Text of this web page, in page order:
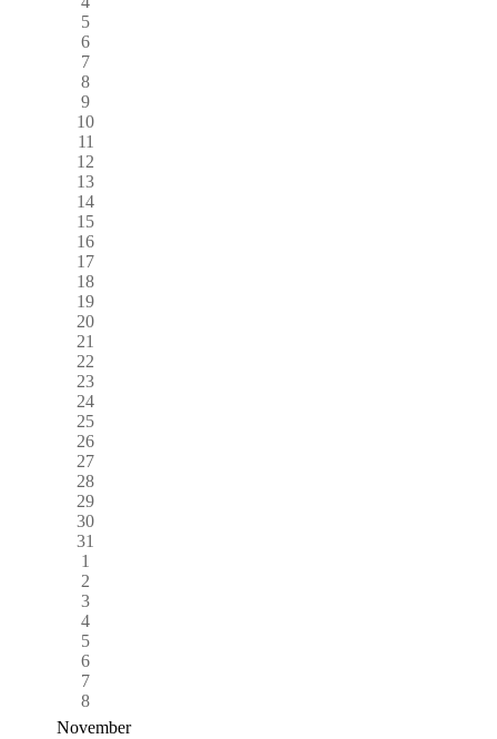
5
6
7
8
9
10
11
12
13
14
15
16
17
18
19
20
21
22
23
24
25
26
27
28
29
30
31
1
2
3
4
5
6
7
8
November